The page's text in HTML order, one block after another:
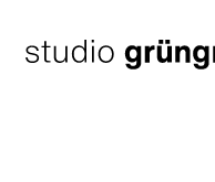
Inhalt
springen
Startseite